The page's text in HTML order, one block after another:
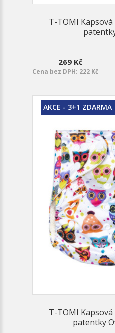
T-TOMI
269 Kč
Cena bez DPH: 222 Kč
AKCE - 3+1 ZDARMA
T-TOMI
patentky